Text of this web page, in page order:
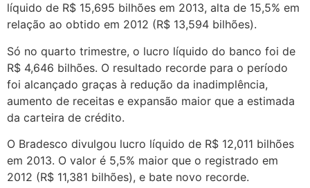
líquido de R$ 15,695 bilhões em 2013, alta de 15,5% em
relação ao obtido em 2012 (R$ 13,594 bilhões).
Só no quarto trimestre, o lucro líquido do banco foi de
R$ 4,646 bilhões. O resultado recorde para o período
foi alcançado graças à redução da inadimplência,
aumento de receitas e expansão maior que a estimada
da carteira de crédito.
O Bradesco divulgou lucro líquido de R$ 12,011 bilhões
em 2013. O valor é 5,5% maior que o registrado em
2012 (R$ 11,381 bilhões), e bate novo recorde.